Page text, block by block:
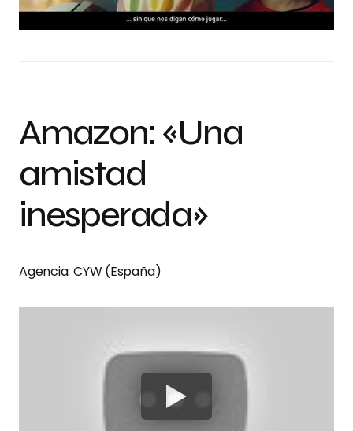
Amazon: «Una
amistad
inesperada»
Agencia: CYW (España)